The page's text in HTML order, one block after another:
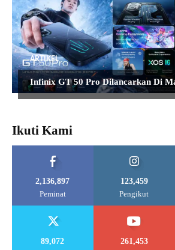
ARTIKEL
Infinix GT 50 Pro Dilancarkan Di
Ikuti Kami
2,136,897
Peminat
123,459
Pengikut
89,072
261,453